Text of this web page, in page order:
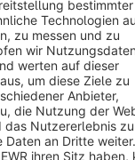
reserved
value-added tax